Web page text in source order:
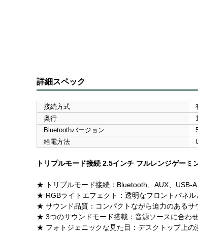
詳細スペック
接続方式
奥行
Bluetoothバージョン
給電方法
トリプルモード接続 2.5インチ フルレンジゲーミ
★ トリプルモード接続：Bluetooth、AUX、USB-
★ RGBライトエフェクト：透明なフロントパネル
★ サウンド品質：コンパクトながら迫力のあるサ
★ 3つのサウンドモード搭載：音源ソースに合わ
★ フォトジェニックな見た目：デスクトップ上の